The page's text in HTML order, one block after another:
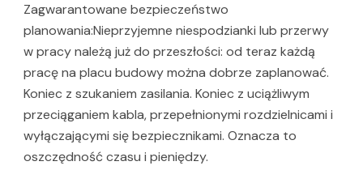
Zagwarantowane bezpieczeństwo
planowania:Nieprzyjemne niespodzianki lub przerwy
w pracy należą już do przeszłości: od teraz każdą
pracę na placu budowy można dobrze zaplanować.
Koniec z szukaniem zasilania. Koniec z uciążliwym
przeciąganiem kabla, przepełnionymi rozdzielnicami i
wyłączającymi się bezpiecznikami. Oznacza to
oszczędność czasu i pieniędzy.